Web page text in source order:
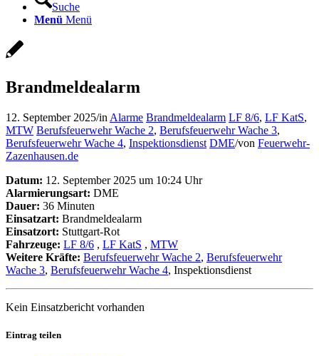
Suche
Menü Menü
Brandmeldealarm
12. September 2025/in Alarme Brandmeldealarm LF 8/6, LF KatS,
MTW Berufsfeuerwehr Wache 2, Berufsfeuerwehr Wache 3,
Berufsfeuerwehr Wache 4, Inspektionsdienst DME/von Feuerwehr-
Zazenhausen.de
Datum: 12. September 2025 um 10:24 Uhr
Alarmierungsart: DME
Dauer: 36 Minuten
Einsatzart: Brandmeldealarm
Einsatzort: Stuttgart-Rot
Fahrzeuge: LF 8/6 , LF KatS , MTW
Weitere Kräfte: Berufsfeuerwehr Wache 2, Berufsfeuerwehr
Wache 3, Berufsfeuerwehr Wache 4, Inspektionsdienst
Kein Einsatzbericht vorhanden
Eintrag teilen